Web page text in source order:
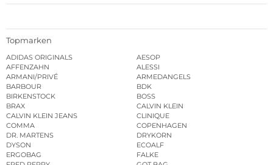
Topmarken
ADIDAS ORIGINALS
AESOP
AFFENZAHN
ALESSI
ARMANI/PRIVÉ
ARMEDANGELS
BARBOUR
BDK
BIRKENSTOCK
BOSS
BRAX
CALVIN KLEIN
CALVIN KLEIN JEANS
CLINIQUE
COMMA
COPENHAGEN
DR. MARTENS
DRYKORN
DYSON
ECOALF
ERGOBAG
FALKE